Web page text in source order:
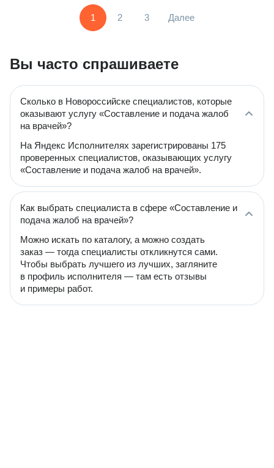
1 2 3 Далее
Вы часто спрашиваете
Сколько в Новороссийске специалистов, которые
оказывают услугу «Составление и подача жалоб
на врачей»?
На Яндекс Исполнителях зарегистрированы 175
проверенных специалистов, оказывающих услугу
«Составление и подача жалоб на врачей».
Как выбрать специалиста в сфере «Составление и
подача жалоб на врачей»?
Можно искать по каталогу, а можно создать
заказ — тогда специалисты откликнутся сами.
Чтобы выбрать лучшего из лучших, загляните
в профиль исполнителя — там есть отзывы
и примеры работ.